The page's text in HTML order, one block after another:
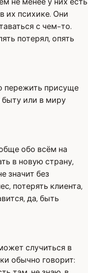
их психике. Они
с чем-то.
потерял, опять
пережить присуще
или в миру
обо всём на
в новую страну,
значит без
потерять клиента,
да, быть
случиться в
обычно говорит: